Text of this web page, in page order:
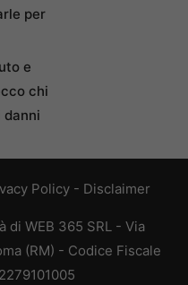
per
e
chi
danni
Policy - Disclaimer
WEB 365 SRL - Via
(RM) - Codice Fiscale